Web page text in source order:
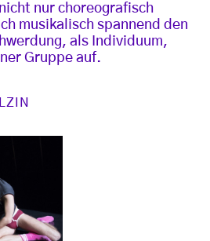
nur choreografisch
musikalisch spannend den
als Individuum,
Gruppe auf.